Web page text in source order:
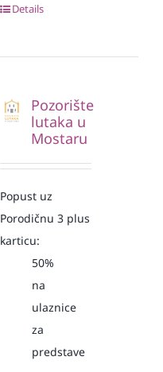
Details
Pozorište
lutaka u
Mostaru
Popust uz
Porodičnu 3 plus
karticu:
50%
na
ulaznice
za
predstave